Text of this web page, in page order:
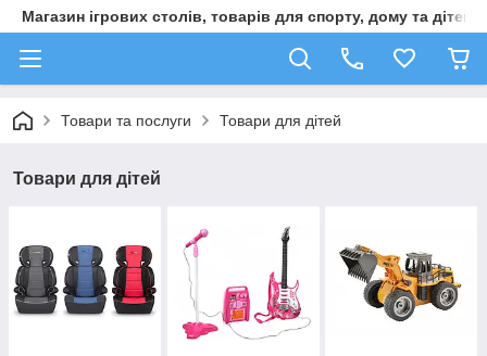
Магазин ігрових столів, товарів для спорту, дому та дітей
Товари та послуги Товари для дітей
Товари для дітей